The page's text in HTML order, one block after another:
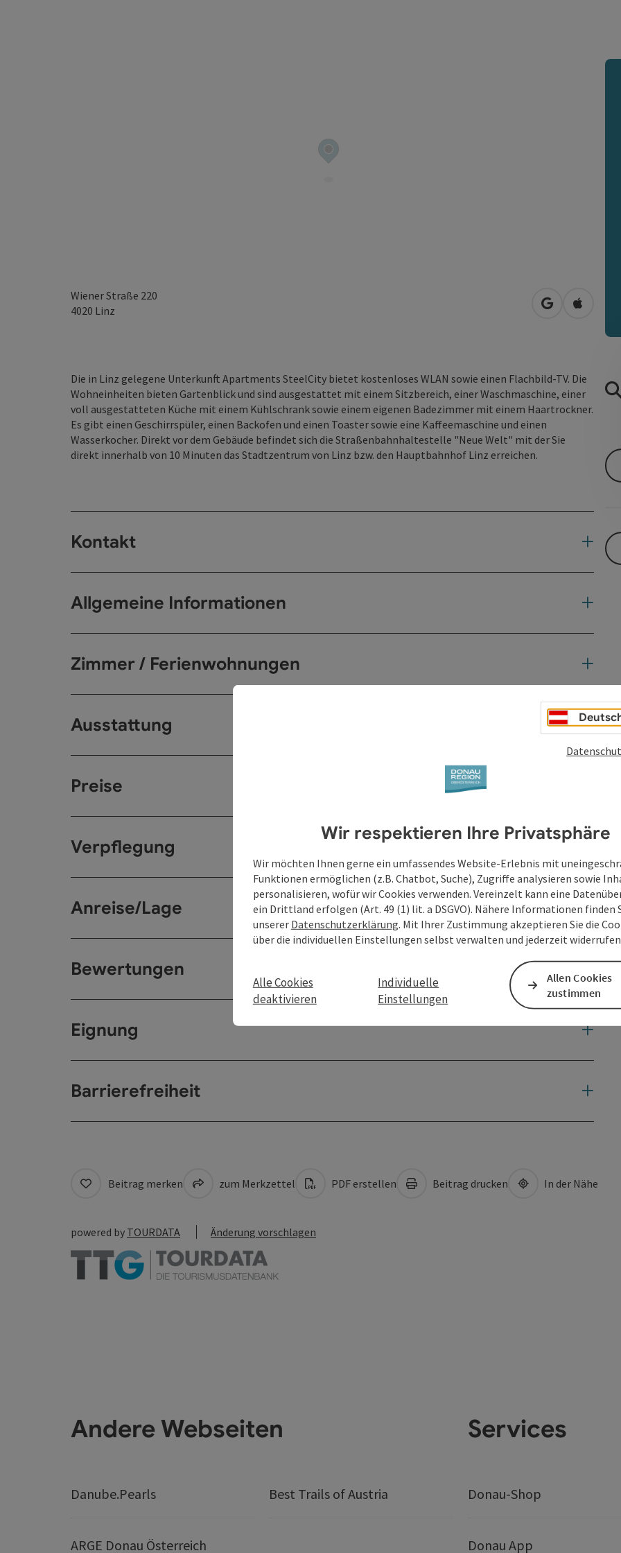
Wiener Straße 220
4020 Linz in Google
in
Die in Linz gelegene Unterkunft Apartments SteelCity bietet kostenloses WLAN sowie einen Flachbild-TV. Die
Wohneinheiten bieten Gartenblick und sind ausgestattet mit einem Sitzbereich, einer Waschmaschine, einer
voll ausgestatteten Küche mit einem Kühlschrank sowie einem eigenen Badezimmer mit einem Haartrockner.
Es gibt einen Geschirrspüler, einen Backofen und einen Toaster sowie eine Kaffeemaschine und einen
Wasserkocher. Direkt vor dem Gebäude befindet sich die Straßenbahnhaltestelle "Neue Welt" mit der Sie
direkt innerhalb von 10 Minuten das Stadtzentrum von Linz bzw. den Hauptbahnhof Linz erreichen.
Kontakt
Allgemeine Informationen
Zimmer / Ferienwohnungen
Ausstattung
Preise
Verpflegung
Anreise/Lage
Bewertungen
Eignung
Barrierefreiheit
Beitrag merken zum Merkzettel PDF erstellen Beitrag drucken In der Nähe
powered by TOURDATA Änderung vorschlagen
Andere Webseiten
Danube.Pearls Best Trails of Austria
ARGE Donau Österreich
Services
Donau-Shop
Donau App
Wir respektieren Ihre Privatsphäre
Wir möchten Ihnen gerne ein umfassendes Website-Erlebnis mit
Funktionen ermöglichen (z.B. Chatbot, Suche), Zugriffe analysieren sowie
personalisieren, wofür wir Cookies verwenden. Vereinzelt kann eine
ein Drittland erfolgen (Art. 49 (1) lit. a DSGVO). Nähere Informationen finden
unserer Datenschutzerklärung. Mit Ihrer Zustimmung akzeptieren Sie die
über die individuellen Einstellungen selbst verwalten und jederzeit
Alle Cookies
deaktivieren
Individuelle
Einstellungen
Allen Cookies
zustimmen